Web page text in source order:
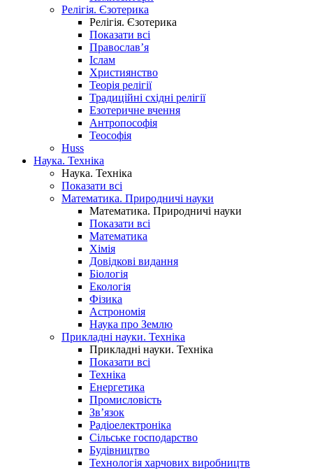
Релігія. Єзотерика
Релігія. Єзотерика
Показати всі
Православ’я
Іслам
Християнство
Теорія релігії
Традиційні східні релігії
Езотеричне вчення
Антропософія
Теософія
Huss
Наука. Техніка
Наука. Техніка
Показати всі
Математика. Природничі науки
Математика. Природничі науки
Показати всі
Математика
Хімія
Довідкові видання
Біологія
Екологія
Фізика
Астрономія
Наука про Землю
Прикладні науки. Техніка
Прикладні науки. Техніка
Показати всі
Техніка
Енергетика
Промисловість
Зв’язок
Радіоелектроніка
Сільське господарство
Будівництво
Технологія харчових виробництв